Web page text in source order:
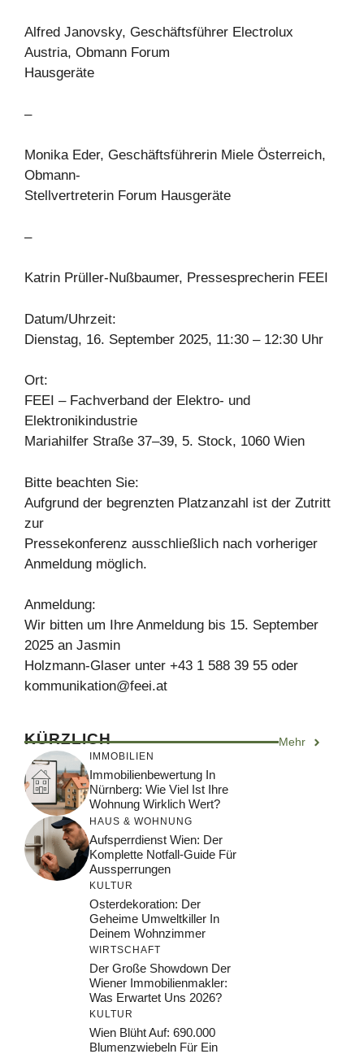
Alfred Janovsky, Geschäftsführer Electrolux
Austria, Obmann Forum
Hausgeräte
–
Monika Eder, Geschäftsführerin Miele Österreich,
Obmann-
Stellvertreterin Forum Hausgeräte
–
Katrin Prüller-Nußbaumer, Pressesprecherin FEEI
Datum/Uhrzeit:
Dienstag, 16. September 2025, 11:30 – 12:30 Uhr
Ort:
FEEI – Fachverband der Elektro- und
Elektronikindustrie
Mariahilfer Straße 37–39, 5. Stock, 1060 Wien
Bitte beachten Sie:
Aufgrund der begrenzten Platzanzahl ist der Zutritt
zur
Pressekonferenz ausschließlich nach vorheriger
Anmeldung möglich.
Anmeldung:
Wir bitten um Ihre Anmeldung bis 15. September
2025 an Jasmin
Holzmann-Glaser unter +43 1 588 39 55 oder
kommunikation@feei.at
KÜRZLICH Mehr
IMMOBILIEN
Immobilienbewertung In
Nürnberg: Wie Viel Ist Ihre
Wohnung Wirklich Wert?
HAUS & WOHNUNG
Aufsperrdienst Wien: Der
Komplette Notfall-Guide Für
Aussperrungen
KULTUR
Osterdekoration: Der
Geheime Umweltkiller In
Deinem Wohnzimmer
WIRTSCHAFT
Der Große Showdown Der
Wiener Immobilienmakler:
Was Erwartet Uns 2026?
KULTUR
Wien Blüht Auf: 690.000
Blumenzwiebeln Für Ein